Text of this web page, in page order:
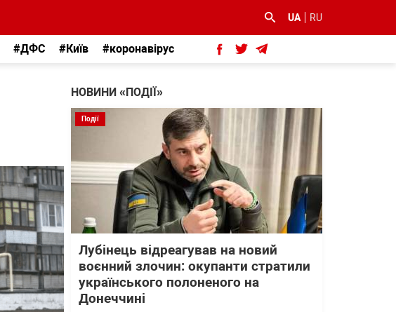
UA RU
#ДФС #Київ #коронавірус
НОВИНИ «ПОДІЇ»
Події
Лубінець відреагував на новий
воєнний злочин: окупанти стратили
українського полоненого на
Донеччині